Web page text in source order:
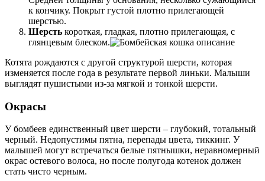
к кончику. Покрыт густой плотно прилегающей
шерстью.
Шерсть короткая, гладкая, плотно прилегающая, с
глянцевым блеском.
Котята рождаются с другой структурой шерсти, которая
изменяется после года в результате первой линьки. Малыши
выглядят пушистыми из-за мягкой и тонкой шерсти.
Окрасы
У бомбеев единственный цвет шерсти – глубокий, тотальный
черный. Недопустимы пятна, перепады цвета, тиккинг. У
малышей могут встречаться белые пятнышки, неравномерный
окрас остевого волоса, но после полугода котенок должен
стать чисто черным.